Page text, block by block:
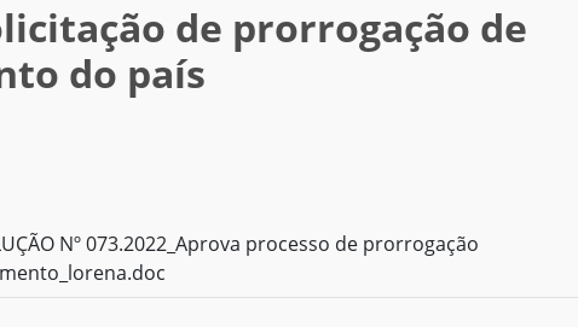
de prorrogação de
do país
Nº 073.2022_Aprova processo de prorrogação